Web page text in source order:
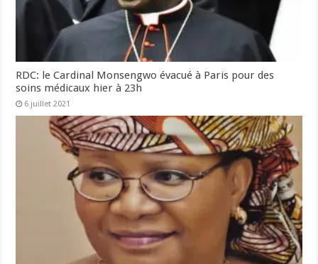
RDC: le Cardinal Monsengwo évacué à Paris pour des
soins médicaux hier à 23h
6 juillet 2021